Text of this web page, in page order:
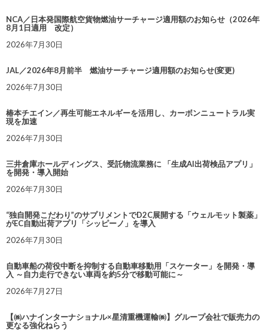
NCA／日本発国際航空貨物燃油サーチャージ適用額のお知らせ（2026年
8月1日適用 改定）
2026年7月30日
JAL／2026年8月前半 燃油サーチャージ適用額のお知らせ(変更)
2026年7月30日
椿本チエイン／再生可能エネルギーを活用し、カーボンニュートラル実
現を加速
2026年7月30日
三井倉庫ホールディングス、受託物流業務に 「生成AI出荷検品アプリ」
を開発・導入開始
2026年7月30日
“独自開発こだわり”のサプリメントでD2C展開する「ウェルモット製薬」
がEC自動出荷アプリ「シッピーノ」を導入
2026年7月30日
自動車船の荷役中断を抑制する自動車移動用「スケーター」を開発・導
入 ～自力走行できない車両を約5分で移動可能に～
2026年7月27日
【㈱ハナインターナショナル×星清重機運輸㈱】グループ会社で販売力の
更なる強化ねらう